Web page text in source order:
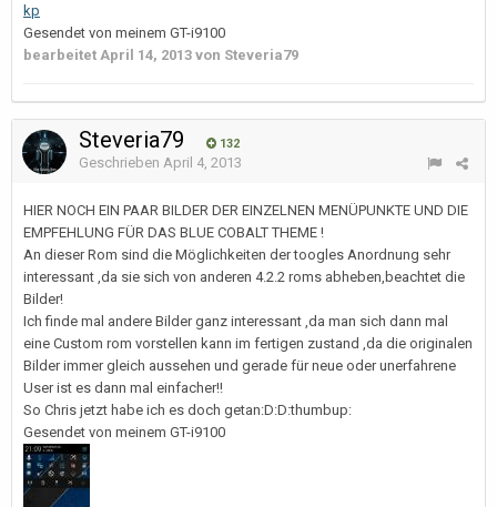
kp
Gesendet von meinem GT-i9100
bearbeitet April 14, 2013 von Steveria79
Steveria79 132
Geschrieben April 4, 2013
HIER NOCH EIN PAAR BILDER DER EINZELNEN MENÜPUNKTE UND DIE
EMPFEHLUNG FÜR DAS BLUE COBALT THEME !
An dieser Rom sind die Möglichkeiten der toogles Anordnung sehr
interessant ,da sie sich von anderen 4.2.2 roms abheben,beachtet die
Bilder!
Ich finde mal andere Bilder ganz interessant ,da man sich dann mal
eine Custom rom vorstellen kann im fertigen zustand ,da die originalen
Bilder immer gleich aussehen und gerade für neue oder unerfahrene
User ist es dann mal einfacher!!
So Chris jetzt habe ich es doch getan:D:D:thumbup:
Gesendet von meinem GT-i9100